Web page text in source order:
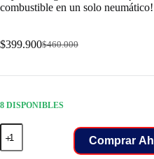
combustible en un solo neumático!
$460.000
Original
was:
$399.900Current
is:
8 DISPONIBLES
225/60/17
LLANT
GALLANT
Comprar